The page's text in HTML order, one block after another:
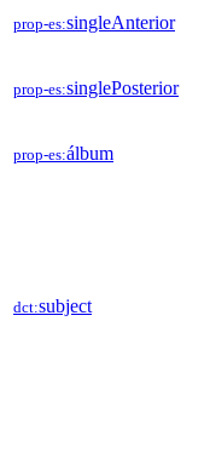
prop-es:singleAnterior
prop-es:singlePosterior
prop-es:álbum
dct:subject